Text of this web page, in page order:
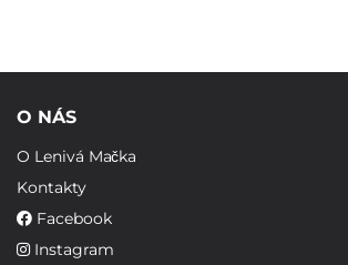
O NÁS
O Lenivá Mačka
Kontakty
Facebook
Instagram